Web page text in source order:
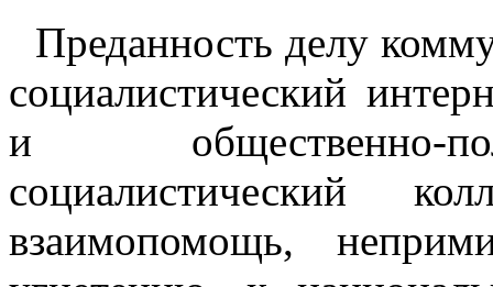
Преданность делу
социалистический
и общественно-
социалистический
взаимопомощь,